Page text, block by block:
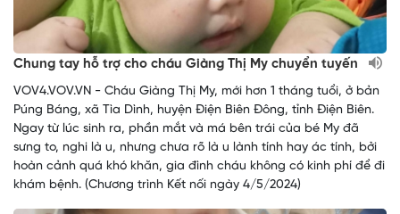
Chung tay hỗ trợ cho cháu Giàng Thị My chuyển tuyến
VOV4.VOV.VN - Cháu Giàng Thị My, mới hơn 1 tháng tuổi, ở bản
Púng Báng, xã Tìa Dình, huyện Điện Biên Đông, tỉnh Điện Biên.
Ngay từ lúc sinh ra, phần mắt và má bên trái của bé My đã
sưng to, nghi là u, nhưng chưa rõ là u lành tính hay ác tính, bởi
hoàn cảnh quá khó khăn, gia đình cháu không có kinh phí để đi
khám bệnh. (Chương trình Kết nối ngày 4/5/2024)